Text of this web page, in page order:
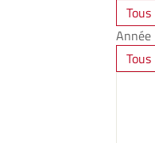
Tous
Année
Tous